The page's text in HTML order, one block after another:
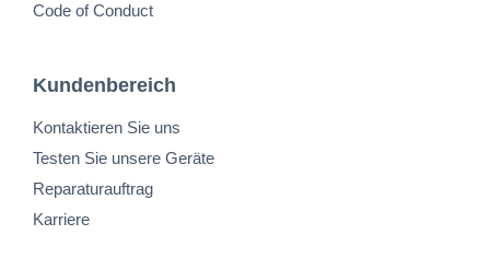
Code of Conduct
Kundenbereich
Kontaktieren Sie uns
Testen Sie unsere Geräte
Reparaturauftrag
Karriere